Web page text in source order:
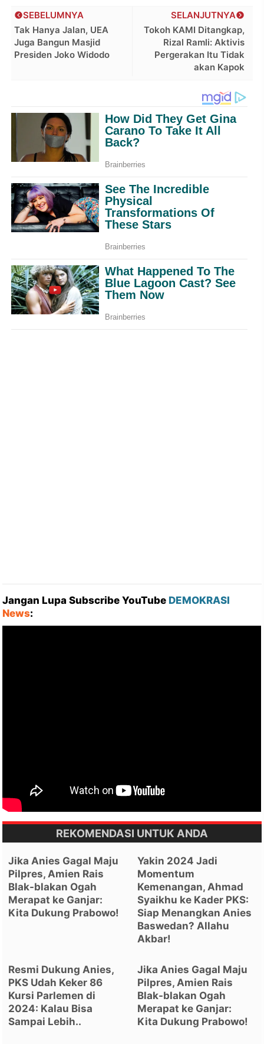
SELANJUTNYA
Tokoh KAMI Ditangkap,
Rizal Ramli: Aktivis
Pergerakan Itu Tidak
akan Kapok
SEBELUMNYA
Tak Hanya Jalan, UEA
Juga Bangun Masjid
Presiden Joko Widodo
Jangan Lupa Subscribe YouTube DEMOKRASI
News:
REKOMENDASI UNTUK ANDA
Jika Anies Gagal Maju
Pilpres, Amien Rais
Blak-blakan Ogah
Merapat ke Ganjar:
Kita Dukung Prabowo!
Yakin 2024 Jadi
Momentum
Kemenangan, Ahmad
Syaikhu ke Kader PKS:
Siap Menangkan Anies
Baswedan? Allahu
Akbar!
Resmi Dukung Anies,
PKS Udah Keker 86
Kursi Parlemen di
2024: Kalau Bisa
Sampai Lebih..
Jika Anies Gagal Maju
Pilpres, Amien Rais
Blak-blakan Ogah
Merapat ke Ganjar:
Kita Dukung Prabowo!